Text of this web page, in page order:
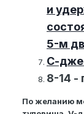
и
5-м
С-
8-14 -
По желанию